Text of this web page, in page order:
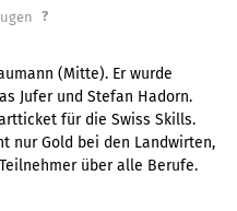
?
(Mitte). Er wurde
Jufer und Stefan Hadorn.
für die Swiss Skills.
nur Gold bei den Landwirten,
über alle Berufe.